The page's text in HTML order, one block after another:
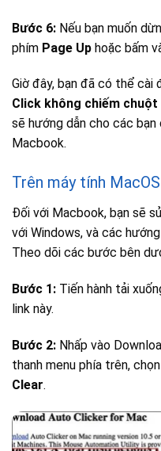
Bước 6: Nếu bạn muốn
phím Page Up hoặc bấm
Giờ đây, bạn đã có thể cài
Click không chiếm chuột
sẽ hướng dẫn cho các
Macbook.
Trên máy tính MacOS
Đối với Macbook, bạn sẽ
với Windows, và các
Theo dõi các bước bên
Bước 1: Tiến hành tải
link này.
Bước 2: Nhấp vào
thanh menu phía trên,
Clear.